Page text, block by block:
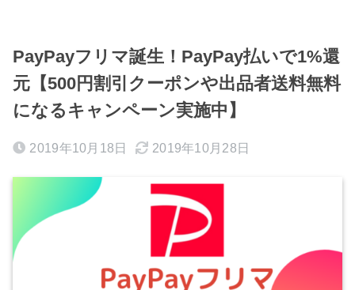
PayPayフリマ誕生！PayPay払いで1%還
元【500円割引クーポンや出品者送料無料
になるキャンペーン実施中】
2019年10月18日 2019年10月28日